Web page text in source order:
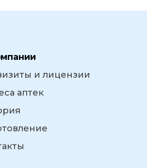
и лицензии
аптек